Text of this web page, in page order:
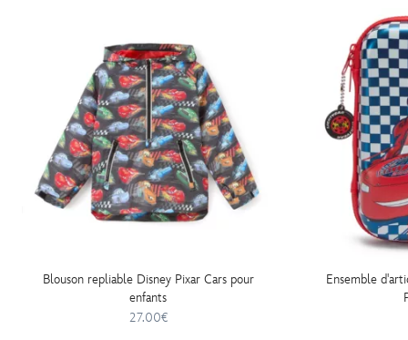
Blouson repliable Disney Pixar Cars pour
enfants
27.00€
Ensemble